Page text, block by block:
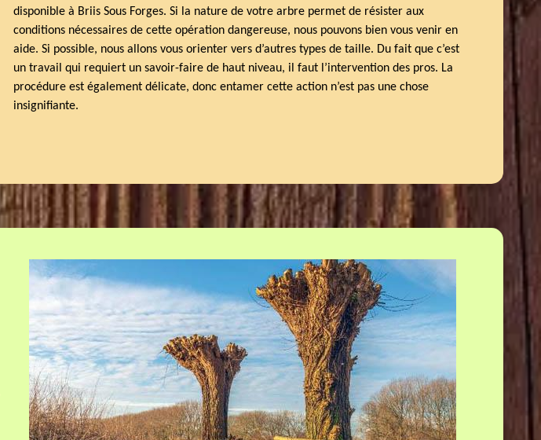
disponible à Briis Sous Forges. Si la nature de votre arbre permet de résister aux
conditions nécessaires de cette opération dangereuse, nous pouvons bien vous venir en
aide. Si possible, nous allons vous orienter vers d’autres types de taille. Du fait que c’est
un travail qui requiert un savoir-faire de haut niveau, il faut l’intervention des pros. La
procédure est également délicate, donc entamer cette action n’est pas une chose
insignifiante.